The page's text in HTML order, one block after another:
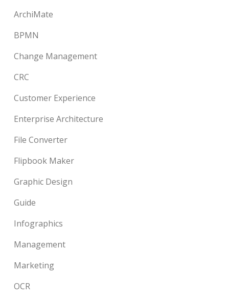
ArchiMate
BPMN
Change Management
CRC
Customer Experience
Enterprise Architecture
File Converter
Flipbook Maker
Graphic Design
Guide
Infographics
Management
Marketing
OCR